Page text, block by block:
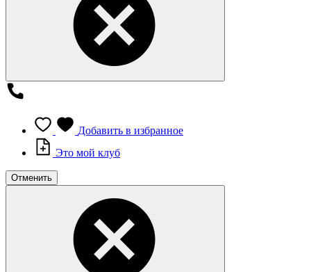
Добавить в избранное
Это мой клуб
Отменить